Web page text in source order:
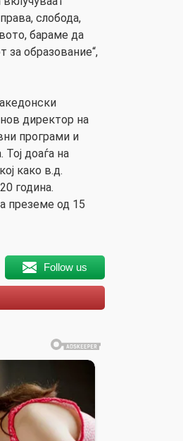
слобода,
бараме да
образование“,
директор на
програми и
доаѓа на
како в.д.
година.
преземе од 15
Follow us